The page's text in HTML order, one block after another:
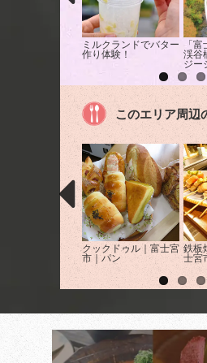
ミルクランドでバター
作り体験！
「
渓谷
ジー
このエリア周辺
クックドゥル｜富士宮
市｜パン
鉄板
士宮